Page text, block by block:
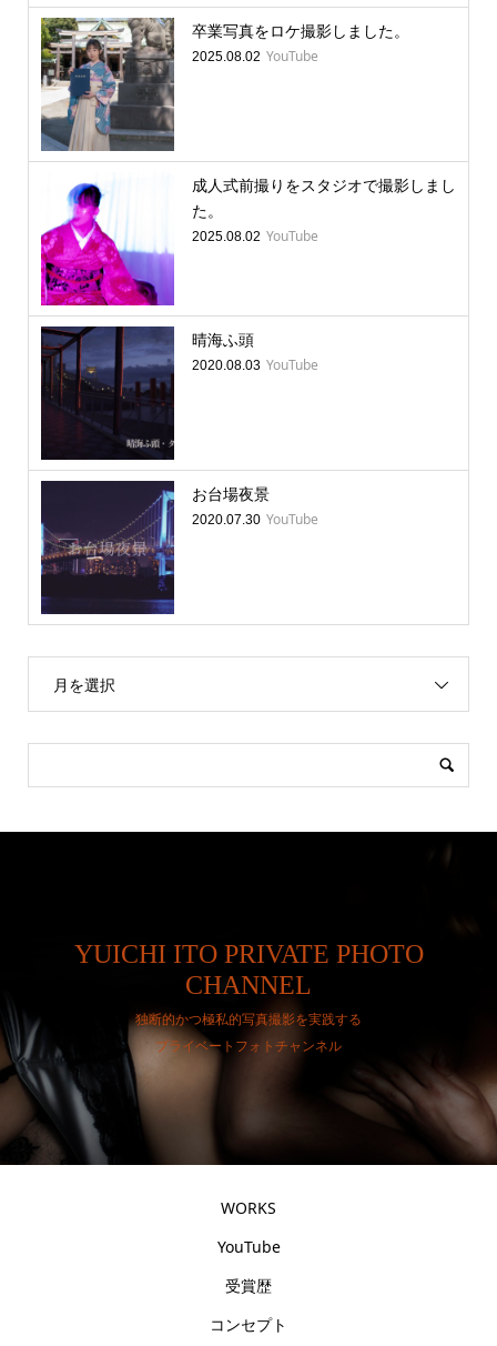
卒業写真をロケ撮影しました。
2025.08.02 YouTube
成人式前撮りをスタジオで撮影しまし
た。
2025.08.02 YouTube
晴海ふ頭
2020.08.03 YouTube
お台場夜景
2020.07.30 YouTube
月を選択
YUICHI ITO PRIVATE PHOTO
CHANNEL
独断的かつ極私的写真撮影を実践する
プライベートフォトチャンネル
WORKS
YouTube
受賞歴
コンセプト